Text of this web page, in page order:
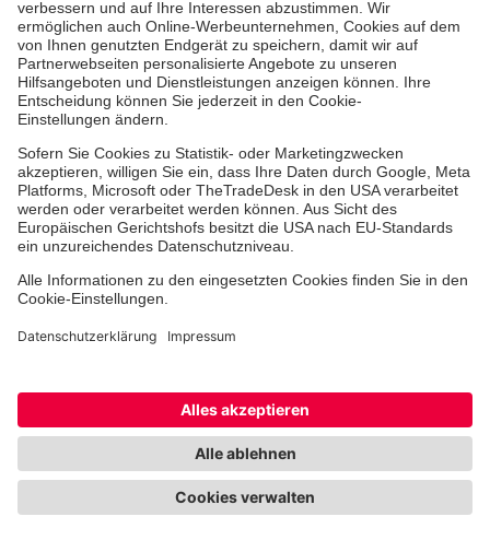
Aus- & Fortbildungen
Erste-Hilfe-Kurse
Jobs & Ehrenamt
Freiwilligendienst
Spendenprojekte
Einrichtungen
Cookie-Einstellungen Datenschutz Barrierefreiheit
Impressum Kontakt Widerruf